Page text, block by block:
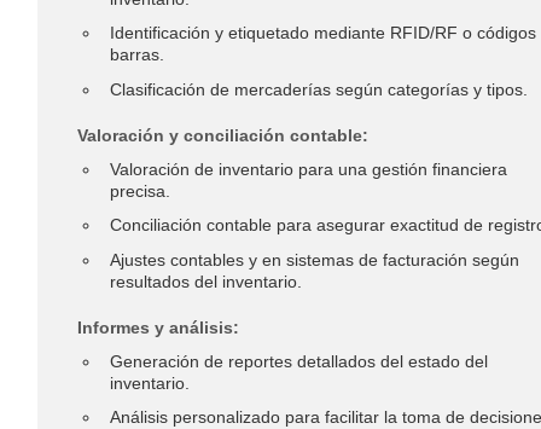
Identificación y etiquetado mediante RFID/RF o códigos
barras.
Clasificación de mercaderías según categorías y tipos.
Valoración y conciliación contable:
Valoración de inventario para una gestión financiera
precisa.
Conciliación contable para asegurar exactitud de
Ajustes contables y en sistemas de facturación según
resultados del inventario.
Informes y análisis:
Generación de reportes detallados del estado del
inventario.
Análisis personalizado para facilitar la toma de